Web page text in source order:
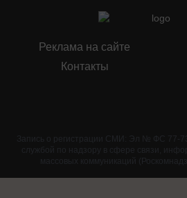
Реклама на сайте
Контакты
Запись о регистрации СМИ: Эл № ФС 77-
службой по надзору в сфере связи,
массовых коммуникаций